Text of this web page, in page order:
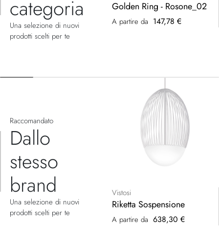
categoria
Una selezione di nuovi
prodotti scelti per te
Golden Ring - Rosone_02
A partire da 147,78 €
Raccomandato
Dallo
stesso
brand
Una selezione di nuovi
prodotti scelti per te
Vistosi
Riketta Sospensione
A partire da 638,30 €